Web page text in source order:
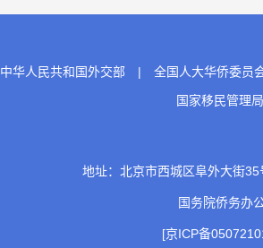
中华人民共和国外交部 |
全国人大华侨委员
国家移民管理局
地址：北京市西城区阜外大街
国务院侨务
[京ICP备